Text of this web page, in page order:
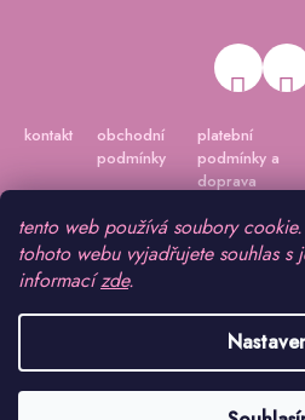
tento web používá soubory
tohoto webu vyjadřujete souhlas
informacízde.
kontakt
obchodní
podmínky
platební
podmínky a
doprava